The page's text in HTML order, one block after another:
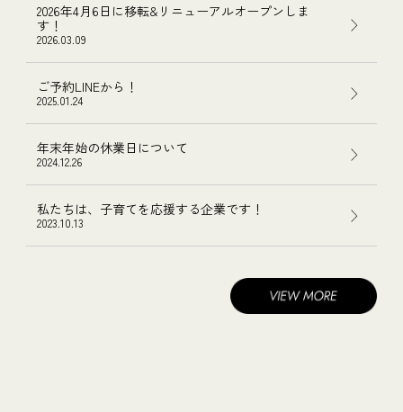
2026年4月6日に移転&リニューアルオープンしま
す！
2026.03.09
ご予約LINEから！
2025.01.24
年末年始の休業日について
2024.12.26
私たちは、子育てを応援する企業です！
2023.10.13